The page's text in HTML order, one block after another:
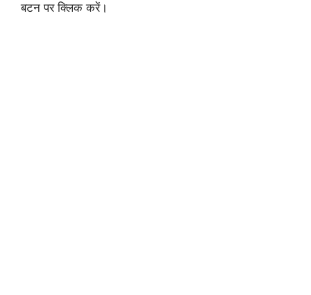
बटन पर क्लिक करें।